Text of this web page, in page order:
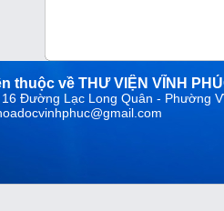
thuộc về THƯ VIỆN VĨNH
Đường Lạc Long Quân - Phường